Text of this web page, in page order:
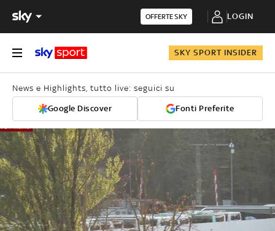
OFFERTE SKY LOGIN
SKY SPORT INSIDER
News e Highlights, tutto live: seguici su
Google Discover Fonti Preferite